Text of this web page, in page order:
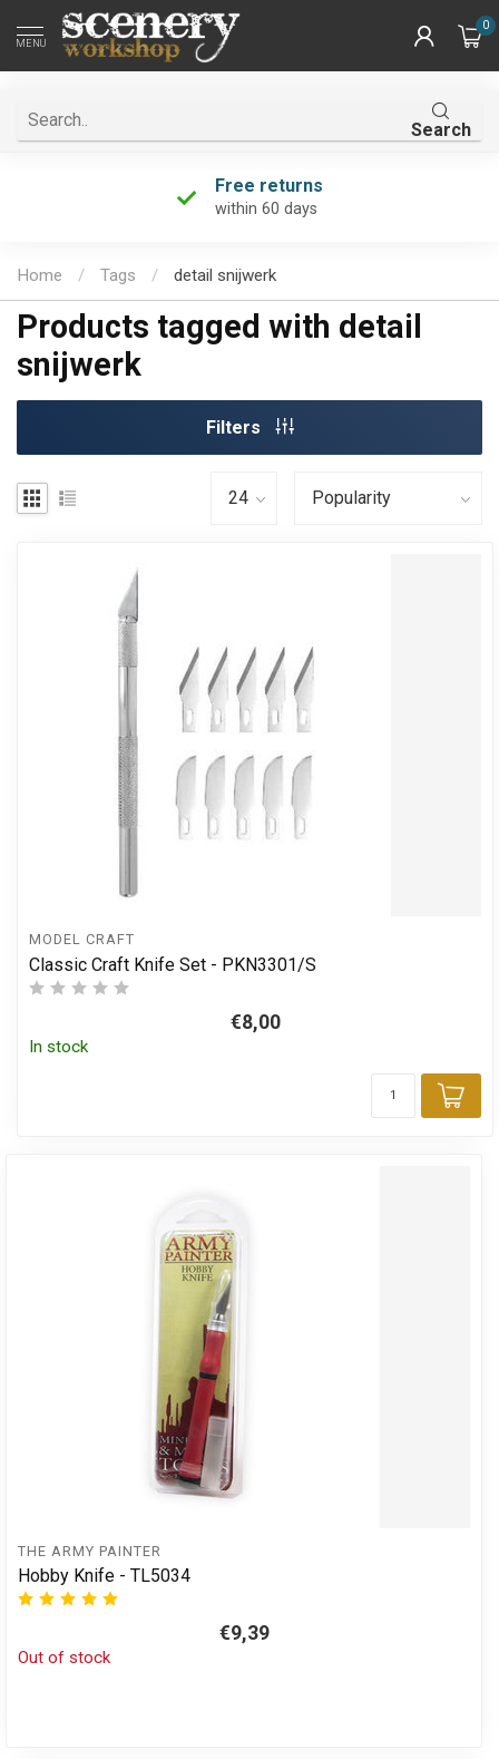
MENU
0
Search
Free returns
within 60 days
Home / Tags / detail snijwerk
Products tagged with detail
snijwerk
Filters
MODEL CRAFT
Classic Craft Knife Set - PKN3301/S
€8,00
In stock
THE ARMY PAINTER
Hobby Knife - TL5034
€9,39
Out of stock